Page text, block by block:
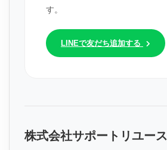
す。
LINEで友だち追加する
株式会社サポートリユース